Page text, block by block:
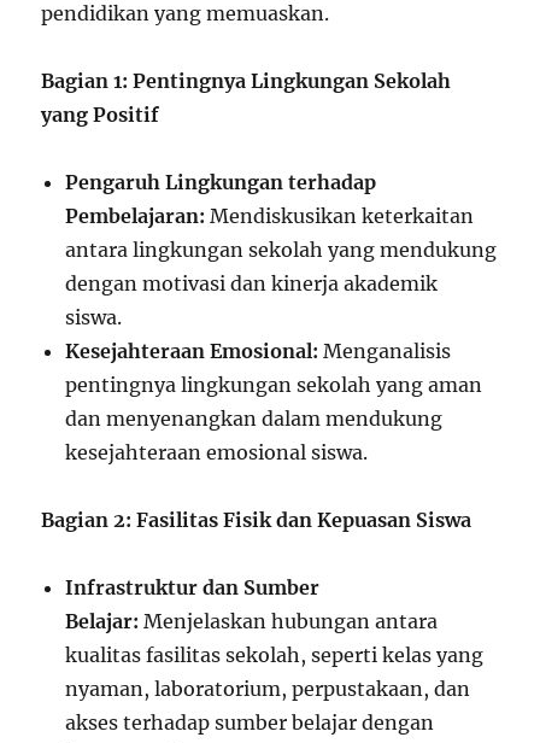
pendidikan yang memuaskan.
Bagian 1: Pentingnya Lingkungan Sekolah
yang Positif
Pengaruh Lingkungan terhadap
Pembelajaran: Mendiskusikan keterkaitan
antara lingkungan sekolah yang mendukung
dengan motivasi dan kinerja akademik
siswa.
Kesejahteraan Emosional: Menganalisis
pentingnya lingkungan sekolah yang aman
dan menyenangkan dalam mendukung
kesejahteraan emosional siswa.
Bagian 2: Fasilitas Fisik dan Kepuasan Siswa
Infrastruktur dan Sumber
Belajar: Menjelaskan hubungan antara
kualitas fasilitas sekolah, seperti kelas yang
nyaman, laboratorium, perpustakaan, dan
akses terhadap sumber belajar dengan